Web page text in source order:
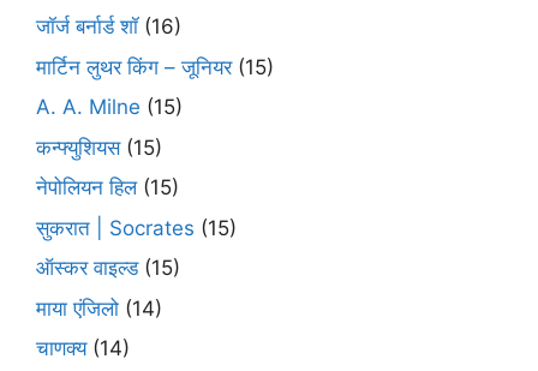
जॉर्ज बर्नार्ड शॉ(16)
मार्टिन लुथर किंग – जूनियर(15)
A. A. Milne (15)
कन्फ्युशियस(15)
नेपोलियन हिल(15)
सुकरात | Socrates (15)
ऑस्कर वाइल्ड(15)
माया एंजिलो (14)
चाणक्य(14)